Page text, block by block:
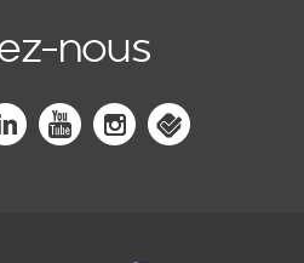
nous